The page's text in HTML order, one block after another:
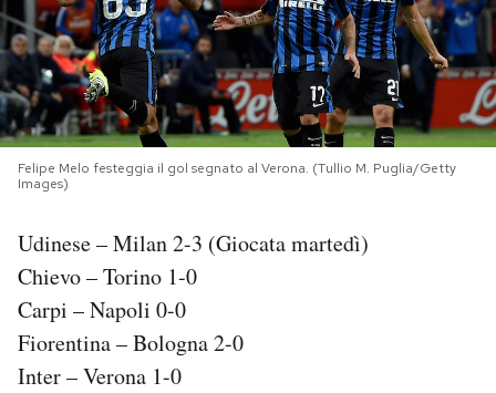
NEWSLETTER
I MIEI PREFERITI
SHOP
CALENDARIO
AREA PERSONALE
Area Personale
Felipe Melo festeggia il gol segnato al Verona. (Tullio M. Puglia/Getty
Images)
Udinese – Milan 2-3 (Giocata martedì)
Chievo – Torino 1-0
Carpi – Napoli 0-0
Fiorentina – Bologna 2-0
Inter – Verona 1-0